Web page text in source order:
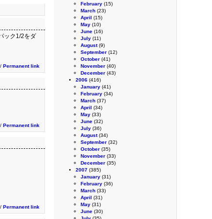
February (15)
March (23)
April (15)
May (10)
June (16)
July (11)
August(9)
September (12)
October (41)
November (40)
December (43)
2006 (416)
January (41)
February (34)
March (37)
April (34)
May (33)
June (32)
July (36)
August(34)
September (32)
October (35)
November (33)
December (35)
2007 (385)
January (31)
February (36)
March (33)
April (31)
May (31)
June (30)
ック1/2をダ
Permanent link
Permanent link
Permanent link